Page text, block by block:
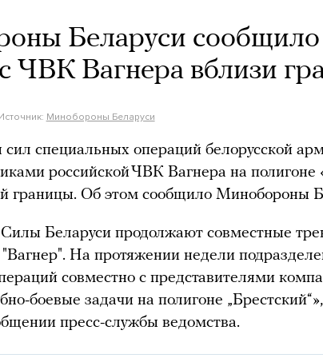
Беларуси сообщило
ЧВК Вагнера вблизи
Минобороны Беларуси
специальных операций белорусской
российской ЧВК Вагнера на полигоне
границы. Об этом сообщило Минобороны
Беларуси продолжают совместные
На протяжении недели
совместно с представителями
боевые задачи на полигоне
пресс-службы ведомства.